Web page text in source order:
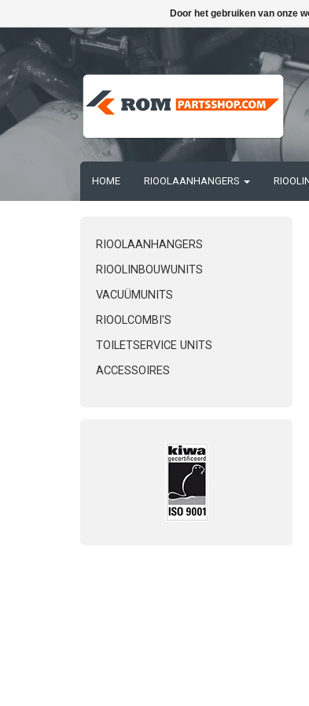
HOME RIOOLAANHANGERS
RIOOLAANHANGERS
RIOOLINBOUWUNITS
VACUÜMUNITS
RIOOLCOMBI'S
TOILETSERVICE UNITS
ACCESSOIRES
Door het gebruiken van onze